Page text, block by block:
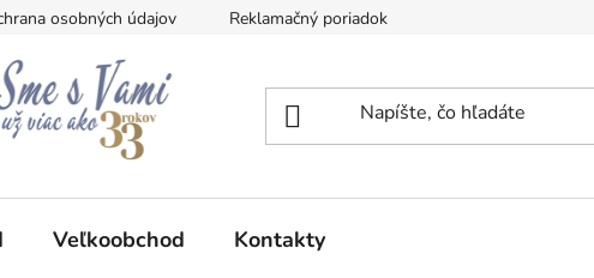
osobných údajov Reklamačný poriadok
Veľkoobchod Kontakty